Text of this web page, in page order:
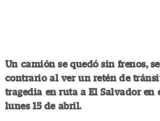
Un camión se quedó sin frenos,
contrario al ver un retén de
tragedia en ruta a El Salvador en
lunes 15 de abril.